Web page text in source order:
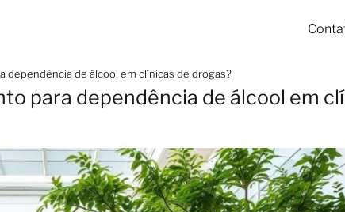
dependência de álcool em clínicas de drogas?
para dependência de álcool em